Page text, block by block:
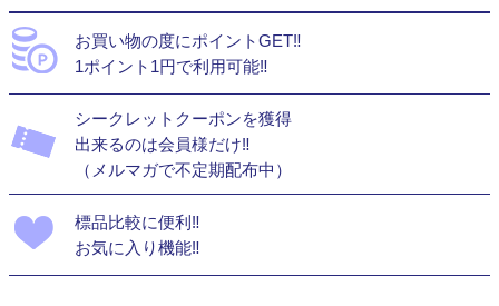
お買い物の度にポイントGET‼
1ポイント1円で利用可能‼
シークレットクーポンを獲得
出来るのは会員様だけ‼
（メルマガで不定期配布中）
標品比較に便利‼
お気に入り機能‼